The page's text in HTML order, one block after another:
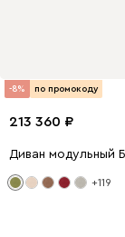
-8% по промокоду
213 360
Диван модульный
+119